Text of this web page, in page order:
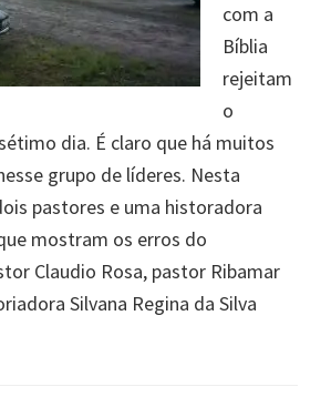
com a
Bíblia
rejeitam
o
dia. É claro que há muitos
grupo de líderes. Nesta
pastores e uma historadora
mostram os erros do
Claudio Rosa, pastor Ribamar
Silvana Regina da Silva